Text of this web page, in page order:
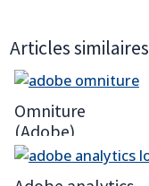
Articles similaires
Omniture
(Adobe)